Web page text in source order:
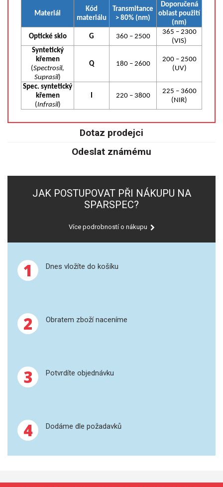
SPEKTROFOTOMETRY
KYVETY
PŘÍPRAVA VZORKŮ
OTEVŘENÝ ROZKLAD
MIKROVLNNÝ ROZKLAD
TLAKOVÉ AUTOKLÁVY
REAKČNÍ AUTOKLÁVY
LISOVÁNÍ
GRAFITOVÉ KELÍMKY
MS/SPM
AFM SONDY
KALIBRACE
RAMAN
Materiál
Kód
materiálu
Transmitance
> 80% (nm)
Doporučená
oblast použití
(nm)
Optické sklo
G 360 – 2500
365 – 2300
(VIS)
Syntetický
křemen
(Spectrosil,
Suprasil)
Q 180 – 2600
200 – 2500
(UV)
Spec. syntetický
křemen
( Infrasil)
220 – 3800
225 – 3600
(NIR)
Dotaz prodejci
Odeslat známému
JAK POSTUPOVAT PŘI NÁKUPU NA
SPARSPEC?
Více podrobností o nákupu
1 Dnes vložíte do košíku
2 Obratem zboží naceníme
3 Potvrdíte objednávku
4 Dodáme dle požadavků